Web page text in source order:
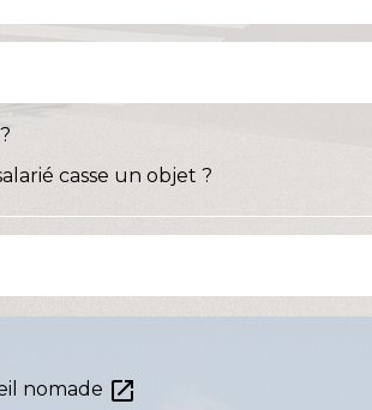
casse un objet ?
nomade open_in_new